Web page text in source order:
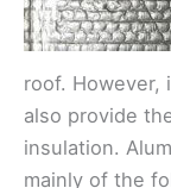
roof. However,
also provide
insulation.
mainly of the